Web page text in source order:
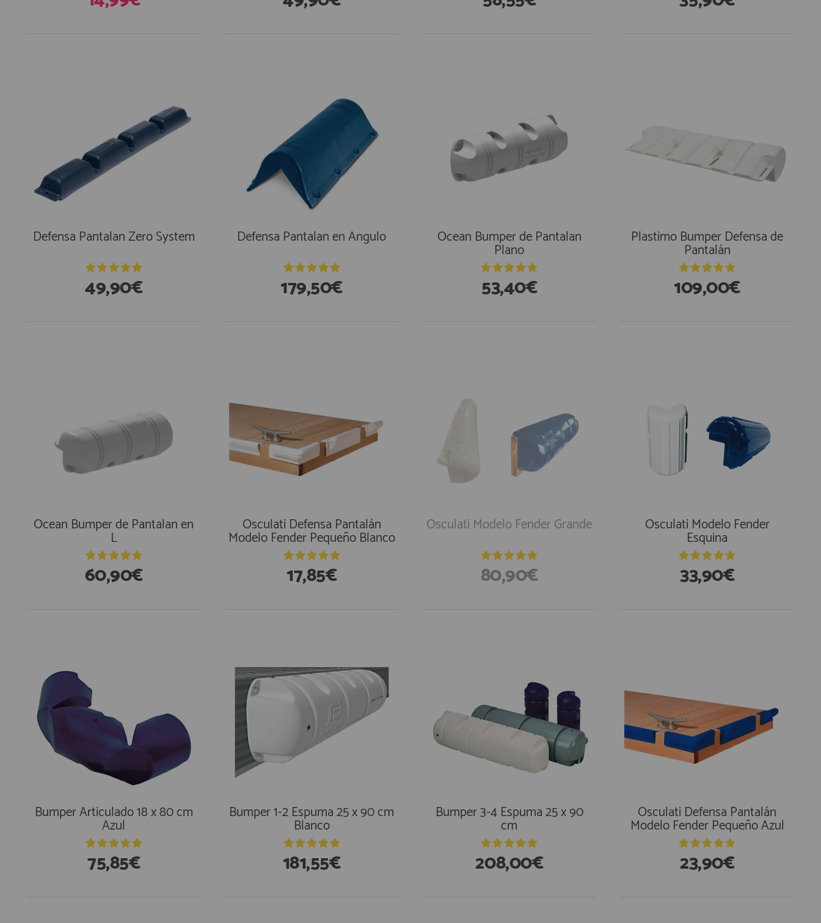
Defensa Pantalan Zero System
49,90€
Defensa Pantalan en Angulo
179,50€
Ocean Bumper de Pantalan
Plano
53,40€
Plastimo Bumper Defensa de
Pantalán
109,00€
Ocean Bumper de Pantalan en
L
60,90€
Osculati Defensa Pantalán
Modelo Fender Pequeño Blanco
17,85€
Osculati Modelo Fender Grande
80,90€
Osculati Modelo Fender
Esquina
33,90€
Bumper Articulado 18 x 80 cm
Azul
75,85€
Bumper 1-2 Espuma 25 x 90 cm
Blanco
181,55€
Bumper 3-4 Espuma 25 x 90
cm
208,00€
Osculati Defensa Pantalán
Modelo Fender Pequeño Azul
23,90€